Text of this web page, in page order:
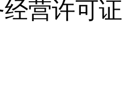
营许可证